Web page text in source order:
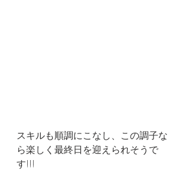
スキルも順調にこなし、この調子な
ら楽しく最終日を迎えられそうで
す!!!